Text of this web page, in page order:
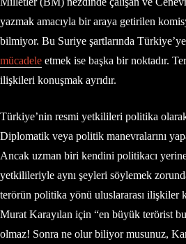
yazmak amacıyla bir araya getirilen
bilmiyor. Bu Suriye şartlarında
mücadele etmek ise başka bir noktadır.
ilişkileri konuşmak ayrıdır.
Türkiye’nin resmi yetkilileri politika
Diplomatik veya politik manevralarını
Ancak uzman biri kendini politikacı
yetkilileriyle aynı şeyleri söylemek
terörün politika yönü uluslararası ilişkiler
Murat Karayılan için “en büyük terörist
olmaz! Sonra ne olur biliyor musunuz,